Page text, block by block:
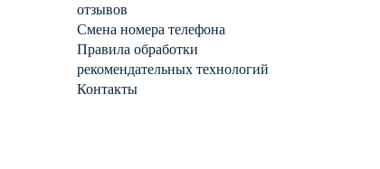
отзывов
Смена номера телефона
Правила обработки
рекомендательных технологий
Контакты